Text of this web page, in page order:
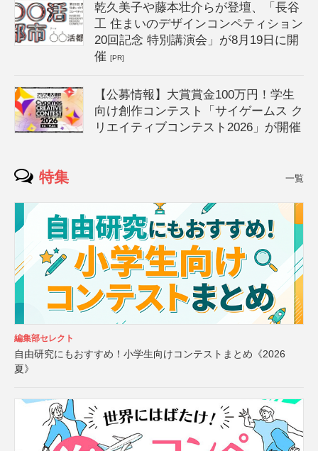
乾久美子や藤本壮介らが登壇、「長谷
工 住まいのデザインコンペティション
20回記念 特別講演会」が8月19日に開
催[PR]
【公募情報】大賞賞金100万円！学生
向け創作コンテスト「サイゲームス ク
リエイティブコンテスト2026」が開催
特集 一覧
編集部セレクト
自由研究にもおすすめ！小学生向けコンテストまとめ《2026
夏》